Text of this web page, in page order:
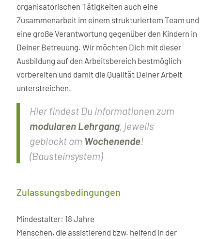
organisatorischen Tätigkeiten auch eine
Zusammenarbeit im einem strukturiertem Team und
eine große Verantwortung gegenüber den Kindern in
Deiner Betreuung. Wir möchten Dich mit dieser
Ausbildung auf den Arbeitsbereich bestmöglich
vorbereiten und damit die Qualität Deiner Arbeit
unterstreichen.
Hier findest Du Informationen zum
modularen Lehrgang, jeweils
geblockt am Wochenende!
(Bausteinsystem)
Zulassungs­bedingungen
Mindestalter: 18 Jahre
Menschen, die assistierend bzw. helfend in der